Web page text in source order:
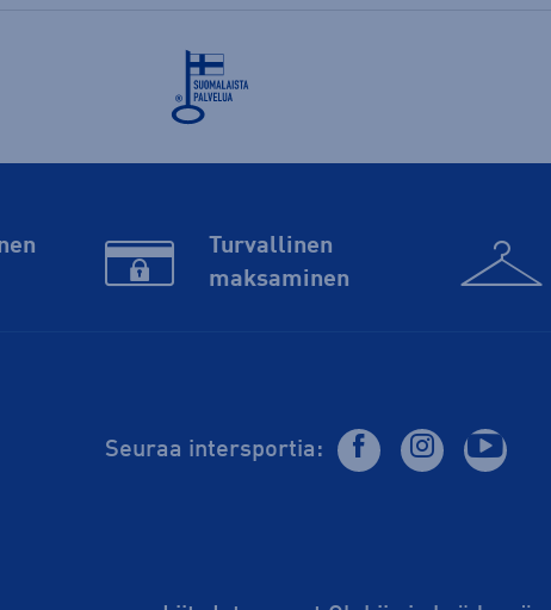
Turvallinen
maksaminen
Seuraa intersportia: